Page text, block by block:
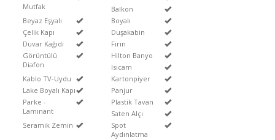
Mutfak
Balkon
Beyaz Eşyalı
Boyalı
Çelik Kapı
Duşakabin
Duvar Kağıdı
Fırın
Görüntülü
Diafon
Hilton Banyo
Isıcam
Kablo TV-Uydu
Kartonpiyer
Lake Boyalı Kapı
Panjur
Parke -
Laminant
Plastik Tavan
Saten Alçı
Seramik Zemin
Spot
Aydınlatma